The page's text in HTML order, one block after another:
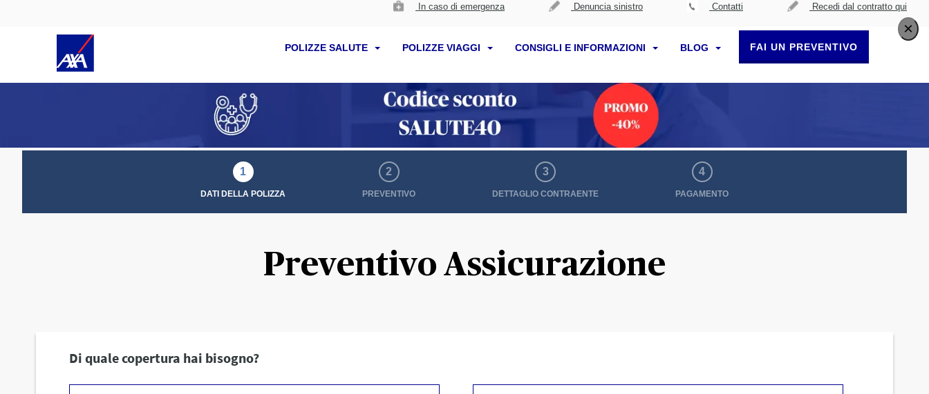
In caso di emergenza Denuncia sinistro Contatti Recedi dal contratto qui
POLIZZE SALUTE POLIZZE VIAGGI CONSIGLI E INFORMAZIONI BLOG FAI UN PREVENTIVO
×
1
DATI DELLA POLIZZA
2
PREVENTIVO
3
DETTAGLIO CONTRAENTE
4
PAGAMENTO
Preventivo Assicurazione
Di quale copertura hai bisogno?